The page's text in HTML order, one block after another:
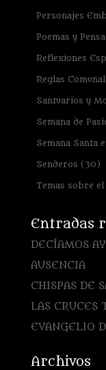
Personajes
Poemas y
Reflexiones
Reglas
Santuarios y
Semana de
Semana Santa
Senderos (30)
Temas sobre
Entradas
DECÍAMOS
AUSENCIA
CHISPAS DE
LAS CRUCES
EVANGELIO
Archivos